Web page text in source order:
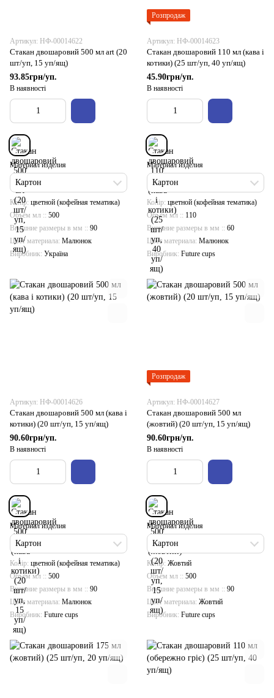
Артикул: НФ-00014622
Стакан двошаровий 500 мл art (20
шт/уп, 15 уп/ящ)
93.85грн/уп.
В наявності
Материал изделия
Картон
Колір цветной (кофейная тематика)
Объём мл : 500
Внешние размеры в мм : 90
Цвет материала Малюнок
Виробник Україна
Розпродаж
Артикул: НФ-00014623
Стакан двошаровий 110 мл (кава і
котики) (25 шт/уп, 40 уп/ящ)
45.90грн/уп.
В наявності
Материал изделия
Картон
Колір цветной (кофейная тематика)
Объём мл : 110
Внешние размеры в мм : 60
Цвет материала Малюнок
Виробник Future cups
Артикул: НФ-00014626
Стакан двошаровий 500 мл (кава і
котики) (20 шт/уп, 15 уп/ящ)
90.60грн/уп.
В наявності
Материал изделия
Картон
Колір цветной (кофейная тематика)
Объём мл : 500
Внешние размеры в мм : 90
Цвет материала Малюнок
Виробник Future cups
Розпродаж
Артикул: НФ-00014627
Стакан двошаровий 500 мл
(жовтий) (20 шт/уп, 15 уп/ящ)
90.60грн/уп.
В наявності
Материал изделия
Картон
Колір Жовтий
Объём мл : 500
Внешние размеры в мм : 90
Цвет материала Жовтий
Виробник Future cups